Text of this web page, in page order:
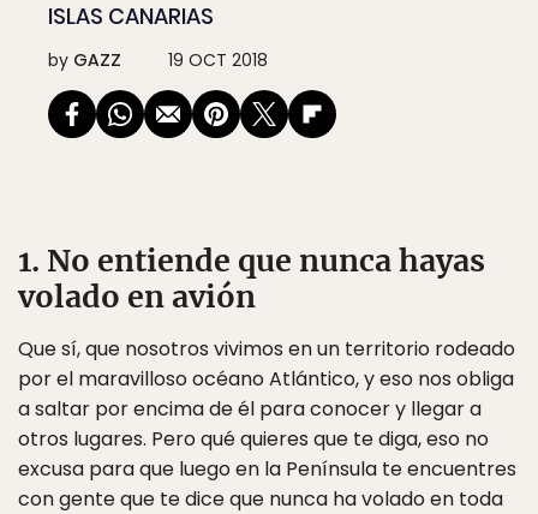
ISLAS CANARIAS
by GAZZ 19 OCT 2018
1. No entiende que nunca hayas
volado en avión
Que sí, que nosotros vivimos en un territorio rodeado
por el maravilloso océano Atlántico, y eso nos obliga
a saltar por encima de él para conocer y llegar a
otros lugares. Pero qué quieres que te diga, eso no
excusa para que luego en la Península te encuentres
con gente que te dice que nunca ha volado en toda